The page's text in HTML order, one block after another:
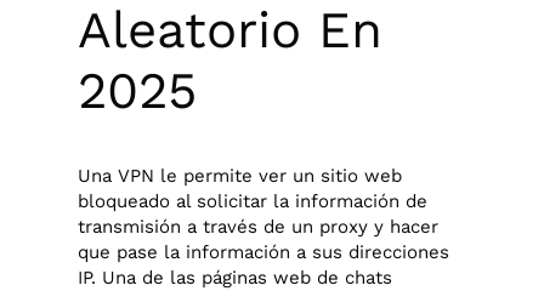
Aleatorio En
2025
Una VPN le permite ver un sitio web
bloqueado al solicitar la información de
transmisión a través de un proxy y hacer
que pase la información a sus direcciones
IP. Una de las páginas web de chats